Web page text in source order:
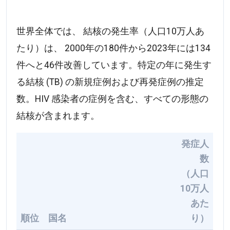
世界全体では、 結核の発生率（人口10万人あ
たり）は、 2000年の180件から2023年には134
件へと46件改善しています。特定の年に発生す
る結核 (TB) の新規症例および再発症例の推定
数。HIV 感染者の症例を含む、すべての形態の
結核が含まれます。
発症人数
（人口10
万人あた
り）
1 レソト 661人